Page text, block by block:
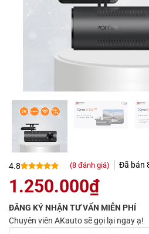
4.8
4.8trên 5
dựa trên
8
(8đánh giá) Đã bán
1.250.000₫
ĐĂNG KÝ NHẬN TƯ VẤN MIỄN PHÍ
Chuyên viên AKauto sẽ gọi lại ngay ạ!